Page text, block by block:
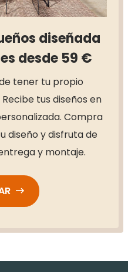
diseñada
desde 59 €
tener tu propio
tus diseños en
Compra
diseño y disfruta de
y montaje.